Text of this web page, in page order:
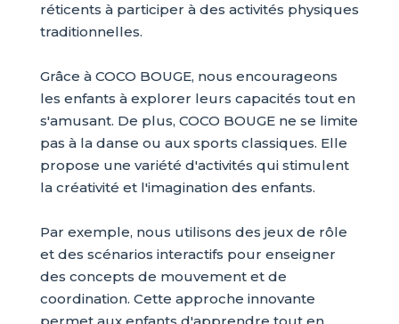
réticents à participer à des activités physiques
traditionnelles.
Grâce à COCO BOUGE, nous encourageons
les enfants à explorer leurs capacités tout en
s'amusant. De plus, COCO BOUGE ne se limite
pas à la danse ou aux sports classiques. Elle
propose une variété d'activités qui stimulent
la créativité et l'imagination des enfants.
Par exemple, nous utilisons des jeux de rôle
et des scénarios interactifs pour enseigner
des concepts de mouvement et de
coordination. Cette approche innovante